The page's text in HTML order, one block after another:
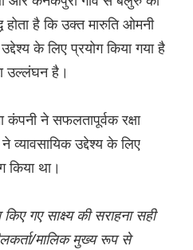
होता है कि उक्त मारुति ओमनी
के लिए प्रयोग किया गया है
उल्लंघन है।
कंपनी ने सफलतापूर्वक रक्षा
व्यावसायिक उद्देश्य के लिए
किया था।
गए साक्ष्य की सराहना सही
मालिक मुख्य रूप से